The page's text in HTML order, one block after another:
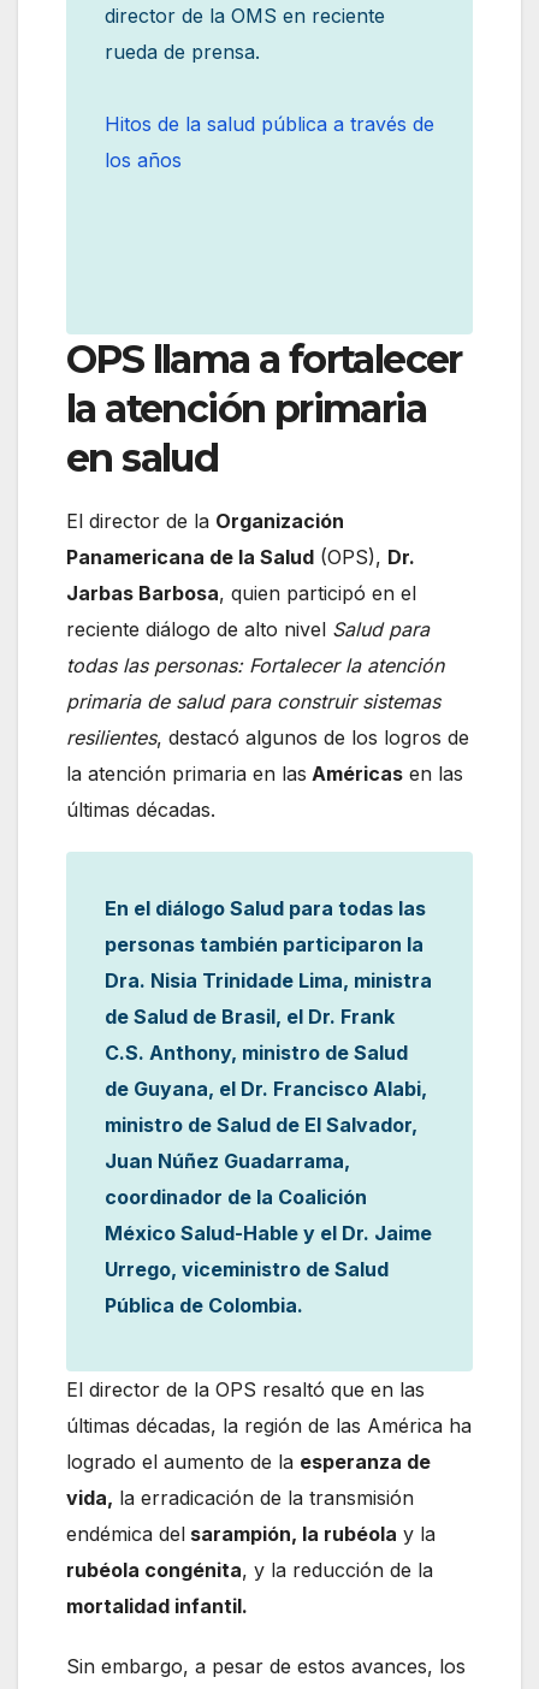
director de la OMS en reciente
rueda de prensa.
Hitos de la salud pública a través de
los años
OPS llama a fortalecer
la atención primaria
en salud
El director de la Organización
Panamericana de la Salud (OPS), Dr.
Jarbas Barbosa, quien participó en el
reciente diálogo de alto nivel Salud para
todas las personas: Fortalecer la atención
primaria de salud para construir sistemas
resilientes, destacó algunos de los logros de
la atención primaria en las Américas en las
últimas décadas.
En el diálogo Salud para todas las
personas también participaron la
Dra. Nisia Trinidade Lima, ministra
de Salud de Brasil, el Dr. Frank
C.S. Anthony, ministro de Salud
de Guyana, el Dr. Francisco Alabi,
ministro de Salud de El Salvador,
Juan Núñez Guadarrama,
coordinador de la Coalición
México Salud-Hable y el Dr. Jaime
Urrego, viceministro de Salud
Pública de Colombia.
El director de la OPS resaltó que en las
últimas décadas, la región de las América ha
logrado el aumento de la esperanza de
vida, la erradicación de la transmisión
endémica del sarampión, la rubéola y la
rubéola congénita, y la reducción de la
mortalidad infantil.
Sin embargo, a pesar de estos avances, los